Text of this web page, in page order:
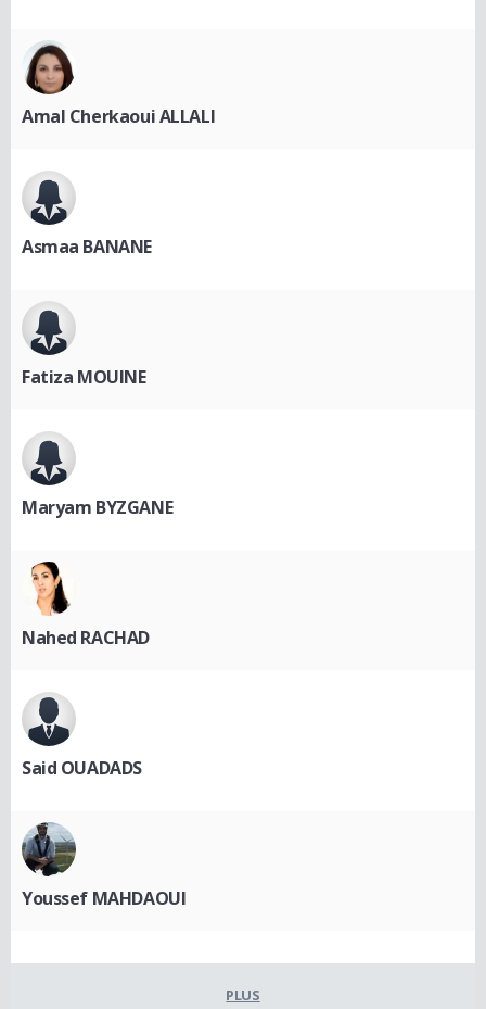
Amal Cherkaoui ALLALI
Asmaa BANANE
Fatiza MOUINE
Maryam BYZGANE
Nahed RACHAD
Said OUADADS
Youssef MAHDAOUI
PLUS